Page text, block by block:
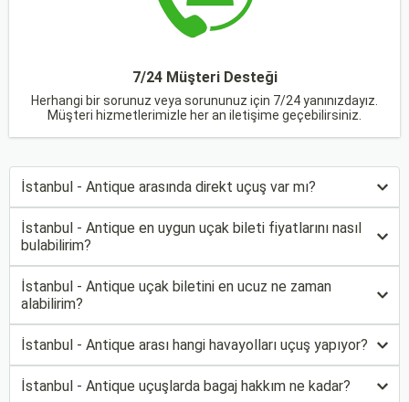
7/24 Müşteri Desteği
Herhangi bir sorunuz veya sorununuz için 7/24 yanınızdayız.
Müşteri hizmetlerimizle her an iletişime geçebilirsiniz.
İstanbul - Antique arasında direkt uçuş var mı?
İstanbul - Antique en uygun uçak bileti fiyatlarını nasıl
bulabilirim?
İstanbul - Antique uçak biletini en ucuz ne zaman
alabilirim?
İstanbul - Antique arası hangi havayolları uçuş yapıyor?
İstanbul - Antique uçuşlarda bagaj hakkım ne kadar?